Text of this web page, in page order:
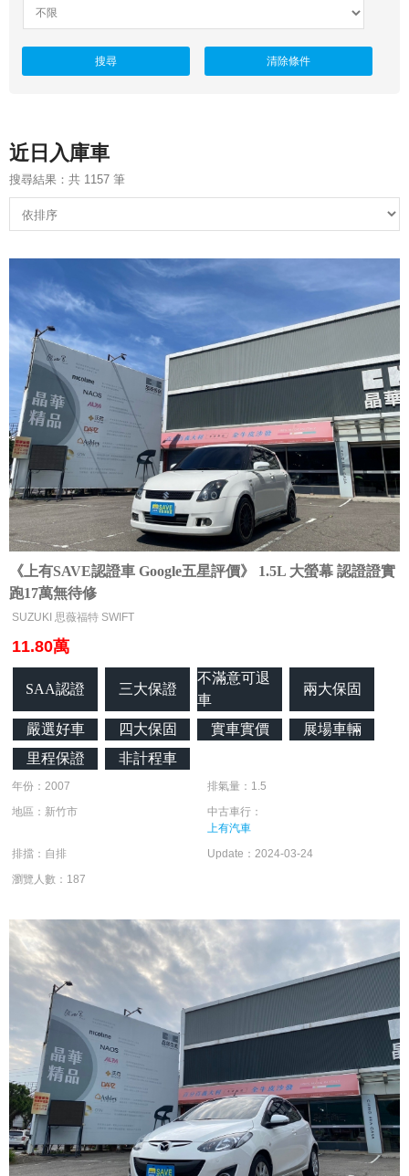
搜尋 清除條件
近日入庫車
搜尋結果：共 1157 筆
《上有SAVE認證車 Google五星評價》 1.5L 大螢幕 認證證實
跑17萬無待修
SUZUKI 思薇福特 SWIFT
11.80萬
SAA認證 三大保證
不滿意可退
車
兩大保固
嚴選好車 四大保固 實車實價
展場車輛
里程保證
非計程車
年份：2007
排氣量：1.5
地區：新竹市
中古車行：
上有汽車
排擋：自排
Update：2024-03-24
瀏覽人數：187